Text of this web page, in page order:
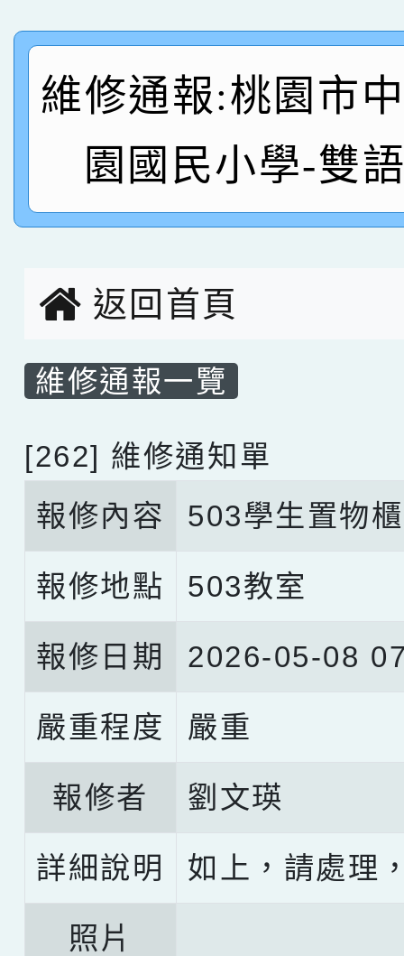
創客第三名。
賀！本校參加桃園市中
賽 洪綺君教師榮獲社
賀！本校阿巴斯O蜜、
名 指導老師王老師、
桃園市英語競賽國小朗
名，指導老師林老師
賀！本校參加桃園市中
賽 劉文瑛教師榮獲教
臺灣台語-第二名
賀！本校參與2026世
市賽榮獲科學小創客佳
維修通報:桃園市
園國民小學-雙
返回首頁
維修通報一覽
[262] 維修通知單
報修內容
503學生置物
報修地點 503教室
報修日期 2026-05-08
嚴重程度 嚴重
報修者 劉文瑛
詳細說明 如上，請處理
照片